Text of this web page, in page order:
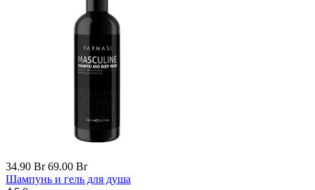
34.90 Br 69.00 Br
Шампунь и гель для душа